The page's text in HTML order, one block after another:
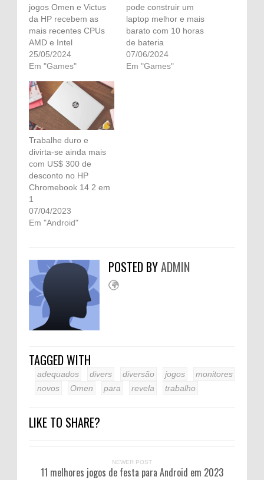
jogos Omen e Victus
da HP recebem as
mais recentes CPUs
AMD e Intel
25/05/2024
Em "Games"
pode construir um
laptop melhor e mais
barato com 10 horas
de bateria
07/06/2024
Em "Games"
Trabalhe duro e
divirta-se ainda mais
com US$ 300 de
desconto no HP
Chromebook 14 2 em
1
07/04/2023
Em "Android"
POSTED BYADMIN
TAGGED WITH
adequados divers diversão jogos
monitores
novos
Omen para revela trabalho
LIKE TO SHARE?
NEWER POST
11 melhores jogos de festa para Android em 2023